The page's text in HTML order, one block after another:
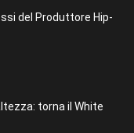
del Produttore Hip-
torna il White